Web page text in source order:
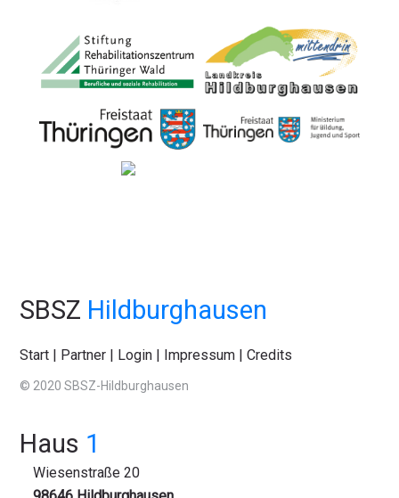
SBSZ Hildburghausen
Start | Partner | Login | Impressum |Credits
© 2020 SBSZ-Hildburghausen
Haus 1
Wiesenstraße 20